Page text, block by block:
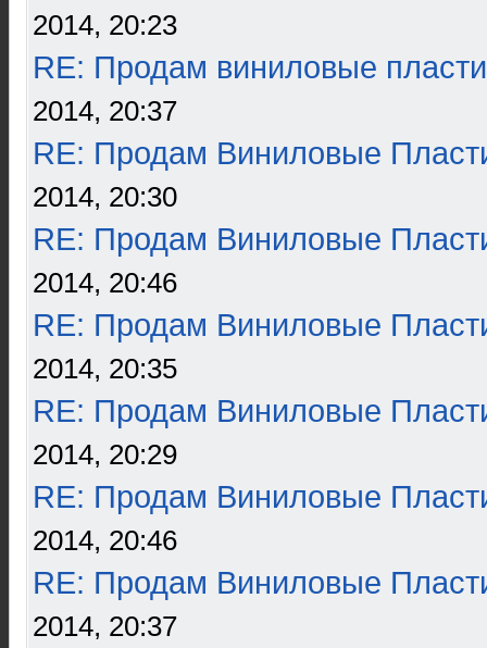
2014, 20:23
RE: Продам виниловые
2014, 20:37
RE: Продам Виниловые
2014, 20:30
RE: Продам Виниловые
2014, 20:46
RE: Продам Виниловые
2014, 20:35
RE: Продам Виниловые
2014, 20:29
RE: Продам Виниловые
2014, 20:46
RE: Продам Виниловые
2014, 20:37